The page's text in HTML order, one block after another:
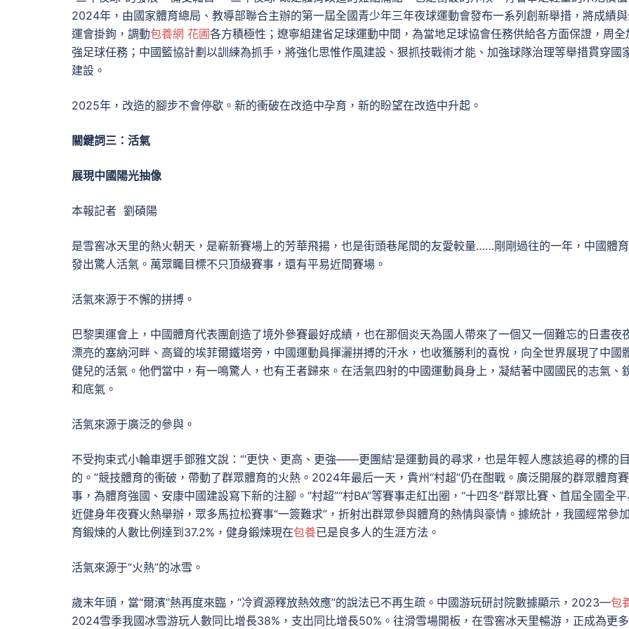
2024年，由國家體育總局、教導部聯合主辦的第一屆全國青少年三年夜球運動會發布一系列創新舉措，將成績
運會掛鉤，調動包養網 花圃各方積極性；遼寧組建省足球運動中間，為當地足球協會任務供給各方面保證，周全
強足球任務；中國籃協計劃以訓練為抓手，將強化思惟作風建設、狠抓技戰術才能、加強球隊治理等舉措貫穿國
建設。
2025年，改造的腳步不會停歇。新的衝破在改造中孕育，新的盼望在改造中升起。
關鍵詞三：活氣
展現中國陽光抽像
本報記者 劉碩陽
是雪窖冰天里的熱火朝天，是嶄新賽場上的芳華飛揚，也是街頭巷尾間的友愛較量……剛剛過往的一年，中國體
發出驚人活氣。萬眾矚目標不只頂級賽事，還有平易近間賽場。
活氣來源于不懈的拼搏。
巴黎奧運會上，中國體育代表團創造了境外參賽最好成績，也在那個炎天為國人帶來了一個又一個難忘的日晝夜
漂亮的塞納河畔、高聳的埃菲爾鐵塔旁，中國運動員揮灑拼搏的汗水，也收獲勝利的喜悅，向全世界展現了中國
健兒的活氣。他們當中，有一鳴驚人，也有王者歸來。在活氣四射的中國運動員身上，凝結著中國國民的志氣、
和底氣。
活氣來源于廣泛的參與。
不受拘束式小輪車選手鄧雅文說：“‘更快、更高、更強——更團結’是運動員的尋求，也是年輕人應該追尋的標的目
的。”競技體育的衝破，帶動了群眾體育的火熱。2024年最后一天，貴州“村超”仍在酣戰。廣泛開展的群眾體育賽
事，為體育強國、安康中國建設寫下新的注腳。“村超”“村BA”等賽事走紅出圈，“十四冬”群眾比賽、首屆全國全平
近健身年夜賽火熱舉辦，眾多馬拉松賽事“一簽難求”，折射出群眾參與體育的熱情與豪情。據統計，我國經常參
育鍛煉的人數比例達到37.2%，健身鍛煉現在包養已是良多人的生涯方法。
活氣來源于“火熱”的冰雪。
歲末年頭，當“爾濱”熱再度來臨，“冷資源釋放熱效應”的說法已不再生疏。中國游玩研討院數據顯示，2023—包
2024雪季我國冰雪游玩人數同比增長38%，支出同比增長50%。往滑雪場開板，在雪窖冰天里暢游，正成為更